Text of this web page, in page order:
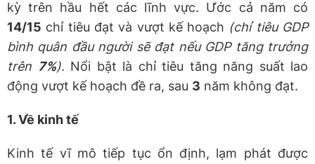
kỳ trên hầu hết các lĩnh vực. Ước cả năm có
14/15 chỉ tiêu đạt và vượt kế hoạch (chỉ tiêuGDP
bình quân đầu ngườisẽ đạt nếu GDP tăng trưởng
trên 7%). Nổi bật là chỉ tiêu tăng năng suất lao
động vượt kế hoạch đề ra, sau 3 năm không đạt.
1. Về kinh tế
Kinh tế vĩ mô tiếp tục ổn định, lạm phát được